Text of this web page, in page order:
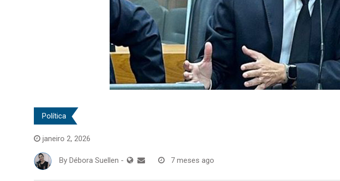
Política
janeiro 2, 2026
By Débora Suellen - 7 meses ago